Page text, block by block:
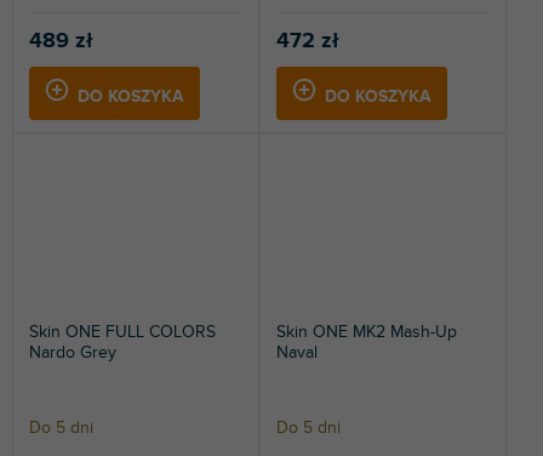
489 zł
DO KOSZYKA
472 zł
DO KOSZYKA
Skin ONE FULL COLORS
Nardo Grey
Do 5 dni
Skin ONE MK2 Mash-Up
Naval
Do 5 dni